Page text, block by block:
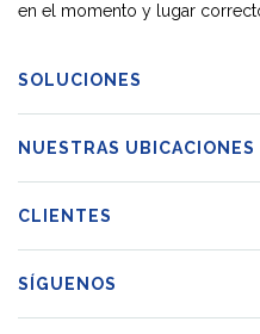
en el momento y lugar
SOLUCIONES
NUESTRAS UBICACIONES
CLIENTES
SÍGUENOS